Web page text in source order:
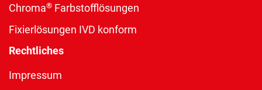
Chroma® Farbstofflösungen
Fixierlösungen IVD konform
Rechtliches
Impressum